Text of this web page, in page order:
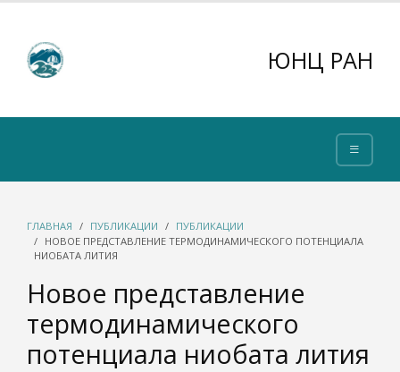
ЮНЦ РАН
ГЛАВНАЯ ПУБЛИКАЦИИ
ПУБЛИКАЦИИ
НОВОЕ ПРЕДСТАВЛЕНИЕ ТЕРМОДИНАМИЧЕСКОГО ПОТЕНЦИАЛА
НИОБАТА ЛИТИЯ
Новое представление
термодинамического
потенциала ниобата лития